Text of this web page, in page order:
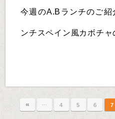
今週のA.Bランチのご
ンチスペイン風カボチ
« … 4 5 6 7